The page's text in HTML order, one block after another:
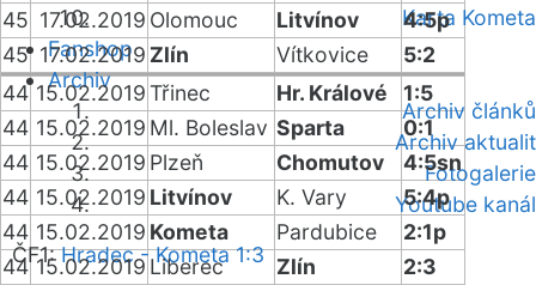
Karta Kometa
Fanshop
Archiv
Archiv článků
Archiv aktualit
Fotogalerie
Youtube kanál
ČF1:Hradec - Kometa 1:3
45 17.02.2019 Olomouc Litvínov
4:5p
45 17.02.2019 Zlín Vítkovice
5:2
44 15.02.2019Třinec Hr. Králové
1:5
44 15.02.2019 Ml. Boleslav Sparta
0:1
44 15.02.2019 Plzeň Chomutov
4:5sn
44 15.02.2019 Litvínov K. Vary
5:4p
44 15.02.2019 Kometa Pardubice
2:1p
44 15.02.2019 Liberec Zlín
2:3